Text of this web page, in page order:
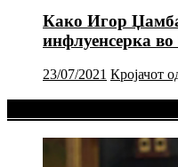
Како Игор
инфлуенсерка
23/07/2021 Кројачот